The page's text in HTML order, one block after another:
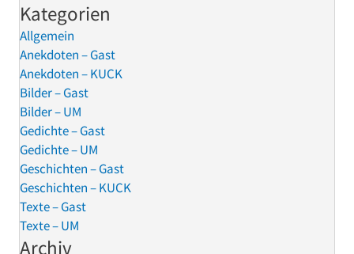
Kategorien
Allgemein
Anekdoten – Gast
Anekdoten – KUCK
Bilder – Gast
Bilder – UM
Gedichte – Gast
Gedichte – UM
Geschichten – Gast
Geschichten – KUCK
Texte – Gast
Texte – UM
Archiv